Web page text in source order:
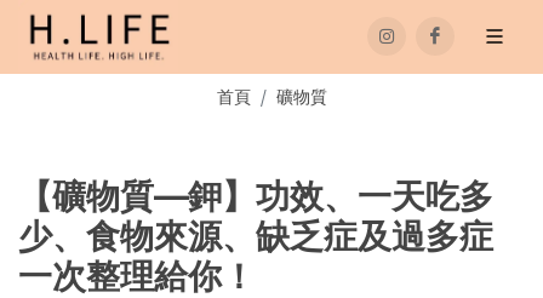
首頁 礦物質
【礦物質—鉀】功效、一天吃多
少、食物來源、缺乏症及過多症
一次整理給你！